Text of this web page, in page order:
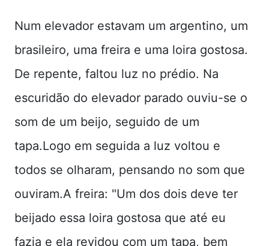
Num elevador estavam um argentino, um
brasileiro, uma freira e uma loira gostosa.
De repente, faltou luz no prédio. Na
escuridão do elevador parado ouviu-se o
som de um beijo, seguido de um
tapa.Logo em seguida a luz voltou e
todos se olharam, pensando no som que
ouviram.A freira: "Um dos dois deve ter
beijado essa loira gostosa que até eu
fazia e ela revidou com um tapa, bem